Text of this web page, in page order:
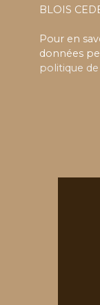
BLOIS
Pour en
données
politique